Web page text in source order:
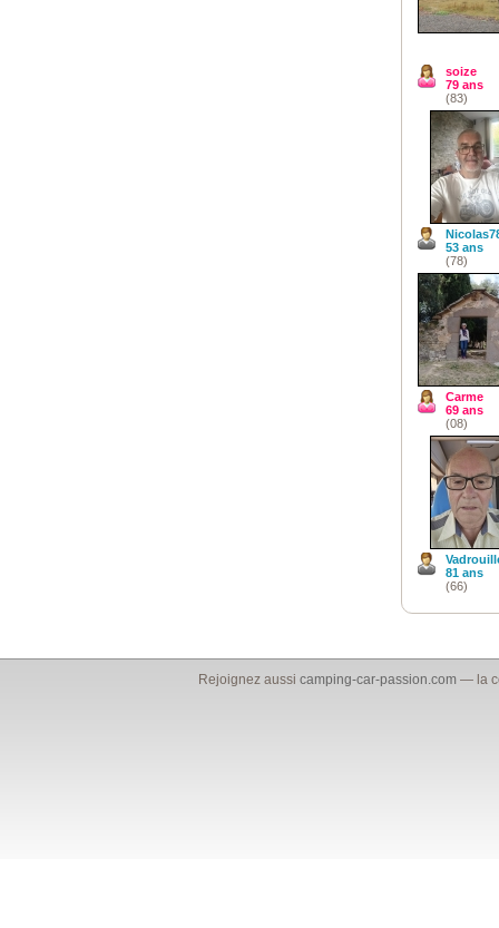
soize
79 ans
(83)
53 ans
(78)
Carme
69 ans
(08)
81 ans
(66)
Rejoignez aussicamping-car-passion.com — la